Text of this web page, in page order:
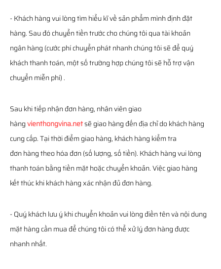
- Khách hàng vui lòng tìm hiểu kĩ về sản phẩm mình định đặt
hàng. Sau đó chuyển tiền trước cho chúng tôi qua tài khoản
ngân hàng (cước phí chuyển phát nhanh chúng tôi sẽ để quý
khách thanh toán, một số trường hợp chúng tôi sẽ hỗ trợ vận
chuyển miễn phí) .
Sau khi tiếp nhận đơn hàng, nhân viên giao
hàngvienthongvina.netsẽ giao hàng đến địa chỉ do khách hàng
cung cấp. Tại thời điểm giao hàng, khách hàng kiểm tra
đơn hàng theo hóa đơn (số lượng, số tiền). Khách hàng vui lòng
thanh toán bằng tiền mặt hoặc chuyển khoản. Việc giao hàng
kết thúc khi khách hàng xác nhận đủ đơn hàng.
- Quý khách lưu ý khi chuyển khoản vui lòng điền tên và nội dung
mặt hàng cần mua để chúng tôi có thể xử lý đơn hàng được
nhanh nhất.